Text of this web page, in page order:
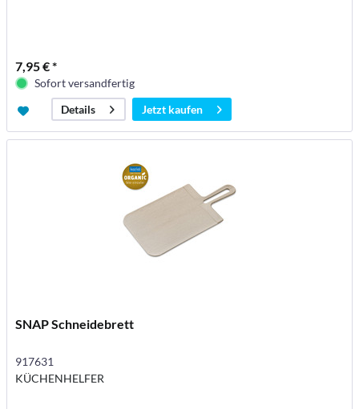
7,95 € *
Sofort versandfertig
Details
Jetzt kaufen
SNAP Schneidebrett
917631
KÜCHENHELFER